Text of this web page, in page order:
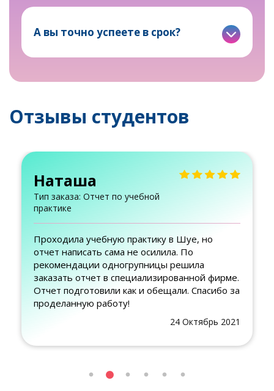
А вы точно успеете в срок?
Отзывы студентов
Наташа
Тип заказа: Отчет по учебной
практике
Проходила учебную практику в Шуе, но
отчет написать сама не осилила. По
рекомендации одногрупницы решила
заказать отчет в специализированной фирме.
Отчет подготовили как и обещали. Спасибо за
проделанную работу!
24 Октябрь 2021